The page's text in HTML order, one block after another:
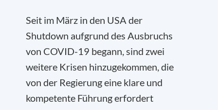
Seit im März in den USA der
Shutdown aufgrund des Ausbruchs
von COVID-19 begann, sind zwei
weitere Krisen hinzugekommen, die
von der Regierung eine klare und
kompetente Führung erfordert